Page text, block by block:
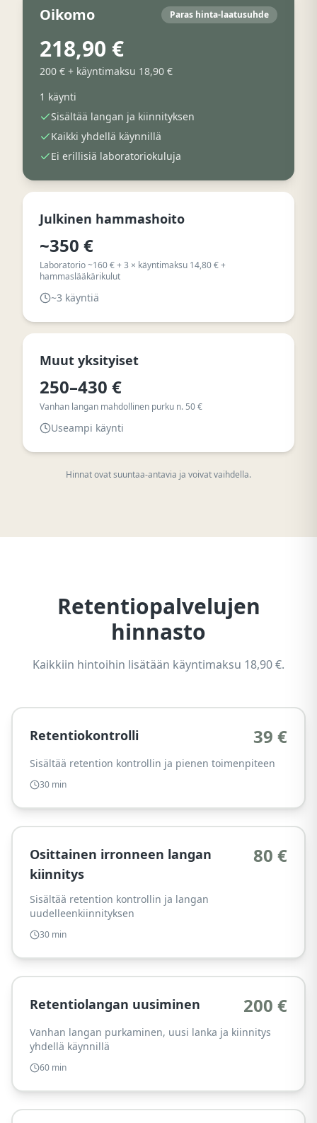
Oikomo Paras hinta-laatusuhde
218,90 €
200 € + käyntimaksu 18,90 €
1 käynti
Sisältää langan ja kiinnityksen
Kaikki yhdellä käynnillä
Ei erillisiä laboratoriokuluja
Julkinen hammashoito
~350 €
Laboratorio ~160 € + 3 × käyntimaksu 14,80 € +
hammaslääkärikulut
~3 käyntiä
Muut yksityiset
250–430 €
Vanhan langan mahdollinen purku n. 50 €
Useampi käynti
Hinnat ovat suuntaa-antavia ja voivat vaihdella.
Retentiopalvelujen
hinnasto
Kaikkiin hintoihin lisätään käyntimaksu 18,90 €.
Retentiokontrolli 39 €
Sisältää retention kontrollin ja pienen toimenpiteen
30 min
Osittainen irronneen langan
kiinnitys
80 €
Sisältää retention kontrollin ja langan
uudelleenkiinnityksen
30 min
Retentiolangan uusiminen 200 €
Vanhan langan purkaminen, uusi lanka ja kiinnitys
yhdellä käynnillä
60 min